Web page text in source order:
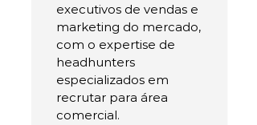
executivos de vendas e
marketing do mercado,
com o expertise de
headhunters
especializados em
recrutar para área
comercial.